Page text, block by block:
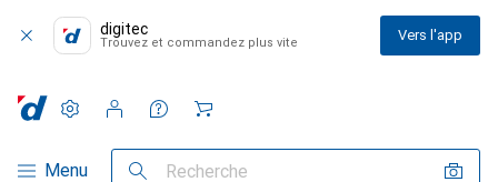
digitec
Trouvez et commandez plus vite Vers l'app
Navigation par catégorie
Menu Recherche
Paramètres
Compte client
Listes de comparaison
Listes d'envies
Panier